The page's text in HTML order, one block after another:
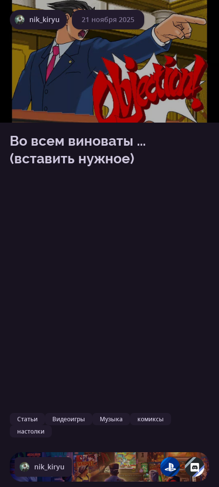
nik_kiryu 21 ноября 2025
Во всем виноваты ...
(вставить нужное)
Статьи Видеоигры Музыка
комиксы
настолки
nik_kiryu